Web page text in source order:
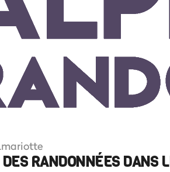
DES RANDONNÉES DANS